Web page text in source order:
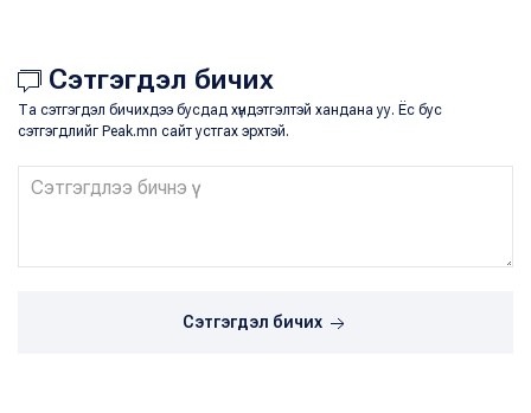
Сэтгэгдэл бичих
Та сэтгэгдэл бичихдээ бусдад хүндэтгэлтэй хандана уу. Ёс бус
сэтгэгдлийг Peak.mn сайт устгах эрхтэй.
Сэтгэгдэл бичих